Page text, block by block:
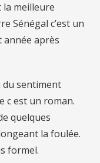
la meilleure
Sénégal c’est un
après
du sentiment
c est un roman.
quelques
la foulée.
formel.